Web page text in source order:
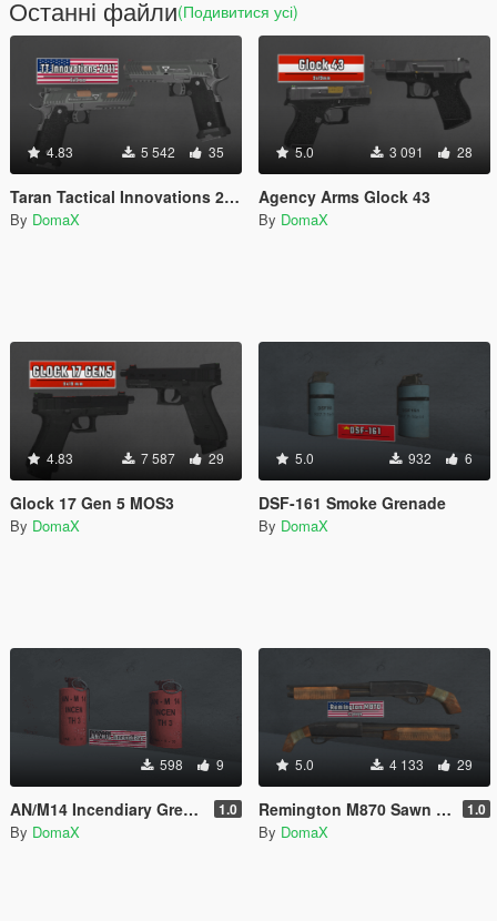
Останні файли(Подивитися усі)
4.83 5 542 35
Taran Tactical Innovations 2011
By DomaX
5.0 3 091 28
Agency Arms Glock 43
By DomaX
4.83 7 587 29
Glock 17 Gen 5 MOS3
By DomaX
5.0 932 6
DSF-161 Smoke Grenade
By DomaX
598 9
AN/M14 Incendiary Grenade 1.0
By DomaX
5.0 4 133 29
Remington M870 Sawn Off 1.0
By DomaX